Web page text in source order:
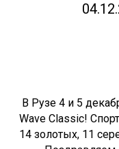
В Рузе 4 и 5
Wave Classic!
14 золотых, 11